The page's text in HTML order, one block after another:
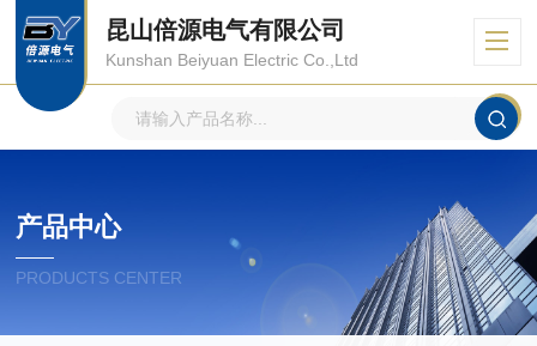
昆山倍源电气有限公司
Kunshan Beiyuan Electric Co.,Ltd
产品中心
PRODUCTS CENTER